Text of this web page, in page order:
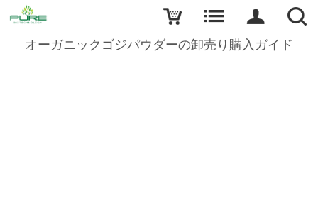
オーガニックゴジパウダーの卸売り購入ガイド